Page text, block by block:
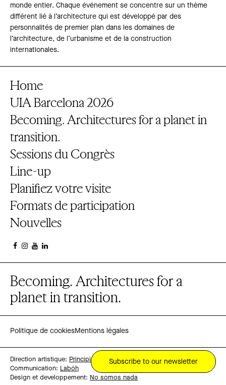
monde entier. Chaque événement se concentre sur un thème
différent lié à l’architecture qui est développé par des
personnalités de premier plan dans les domaines de
l’architecture, de l’urbanisme et de la construction
internationales.
Home
UIA Barcelona 2026
Becoming. Architectures for a planet in
transition.
Sessions du Congrès
Line-up
Planifiez votre visite
Formats de participation
Nouvelles
Becoming. Architectures for a
planet in transition.
Politique de cookiesMentions légales
Direction artistique: Principi
Communication: Labóh
Design et developpement: No somos nada
Subscribe to our newsletter